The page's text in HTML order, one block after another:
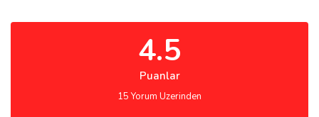
4.5
Puanlar
15 Yorum Uzerinden